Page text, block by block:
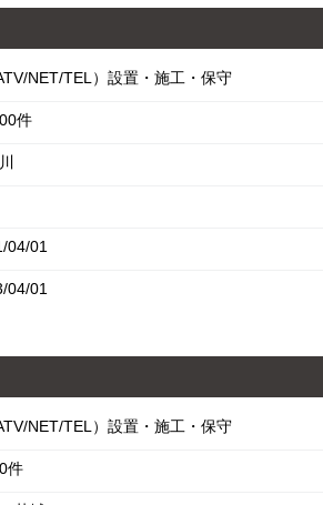
NET/TEL）設置・施工・保守
件
04/01
04/01
NET/TEL）設置・施工・保守
件